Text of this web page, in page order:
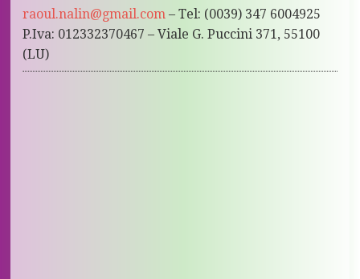
raoul.nalin@gmail.com – Tel: (0039) 347 6004925
P.Iva: 012332370467 – Viale G. Puccini 371, 55100
(LU)